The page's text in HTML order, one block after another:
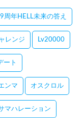
9周年HELL未来の答え
レンジ Lv20000
ート
ンマ オスクロル
マハレーション